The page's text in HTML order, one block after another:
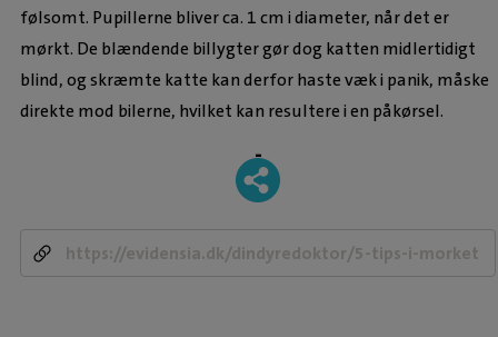
følsomt. Pupillerne bliver ca. 1 cm i diameter, når det er
mørkt. De blændende billygter gør dog katten midlertidigt
blind, og skræmte katte kan derfor haste væk i panik, måske
direkte mod bilerne, hvilket kan resultere i en påkørsel.
-